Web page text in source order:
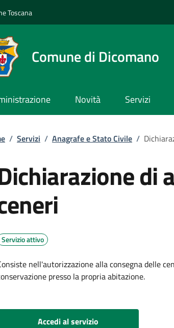
ToscanaSlim top
Comune di Dicomano
Novità Servizi
di pane
/ Servizi / Anagrafe e Stato Civile /
di
Servizio attivo
nell'autorizzazione alla consegna delle
presso la propria abitazione.
Accedi al servizio